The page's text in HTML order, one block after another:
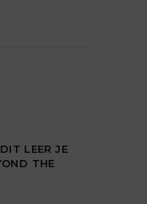
LEER JE
THE